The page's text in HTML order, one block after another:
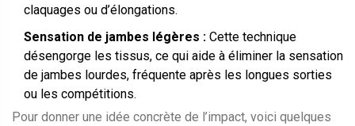
claquages ou d’élongations.
Sensation de jambes légères : Cette technique
désengorge les tissus, ce qui aide à éliminer la sensation
de jambes lourdes, fréquente après les longues sorties
ou les compétitions.
Pour donner une idée concrète de l’impact, voici quelques